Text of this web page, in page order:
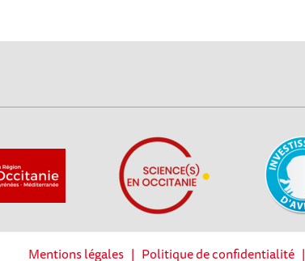
Mentions légales| Politique de confidentialité|